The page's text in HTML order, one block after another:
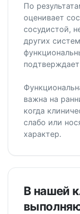
По
оценивает
сосудистой,
других
важна на
когда
слабо или
характер.
В нашей